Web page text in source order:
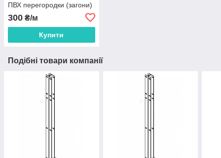
ПВХ перегородки (загони)
300 ₴/м
Купити
Подібні товари компанії